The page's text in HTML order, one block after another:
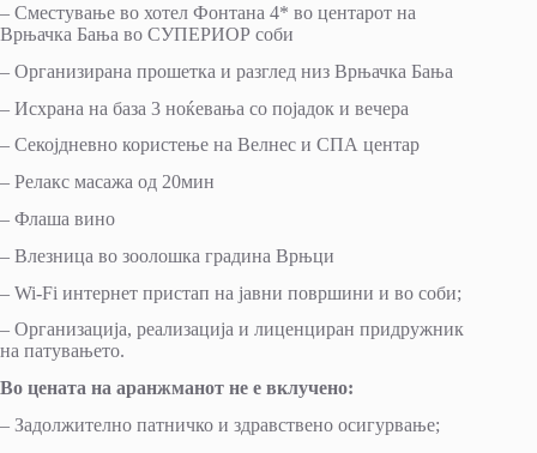
– Сместување во хотел Фонтана 4* во центарот на
Врњачка Бања во СУПЕРИОР соби
– Организирана прошетка и разглед низ Врњачка Бања
– Исхрана на база 3 ноќевања со поjaдок и вечера
– Секојдневно користење на Велнес и СПА центар
– Релакс масажа од 20мин
– Флаша вино
– Влезница во зоолошка градина Врњци
– Wi-Fi интернет пристап на јавни површини и во соби;
– Организација, реализација и лиценциран придружник
на патувањето.
Во цената на аранжманот не е вклучено:
– Задолжително патничко и здравствено осигурвање;